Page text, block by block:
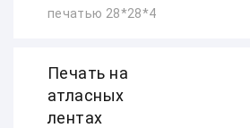
печатью 28*28*4
Печать на
атласных
лентах